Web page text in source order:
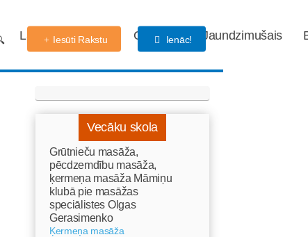
Labdarības fonds Gaidības Jaundzimušais
Iesūti Rakstu Ienāc!
Vecāku skola
Grūtnieču masāža,
pēcdzemdību masāža,
ķermeņa masāža Māmiņu
klubā pie masāžas
speciālistes Olgas
Gerasimenko
Ķermeņa masāža